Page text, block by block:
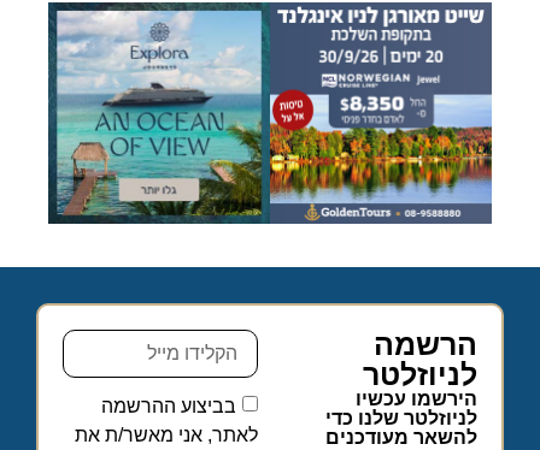
הרשמה
לניוזלטר
הירשמו עכשיו
לניוזלטר שלנו כדי
להשאר מעודכנים
בביצוע ההרשמה
לאתר, אני מאשר/ת את